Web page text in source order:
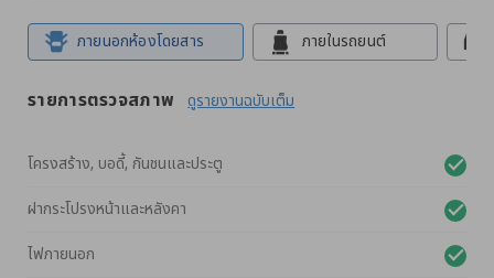
ภายนอกห้องโดยสาร ภายในรถยนต์
รายการตรวจสภาพ ดูรายงานฉบับเต็ม
โครงสร้าง, บอดี้, กันชนและประตู
ฝากระโปรงหน้าและหลังคา
ไฟภายนอก